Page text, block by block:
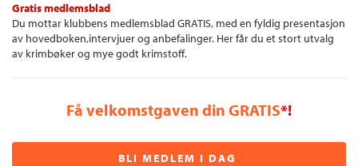
Gratis medlemsblad
Du mottar klubbens medlemsblad GRATIS, med en fyldig presentasjon
av hovedboken,intervjuer og anbefalinger. Her får du et stort utvalg
av krimbøker og mye godt krimstoff.
Få velkomstgaven din GRATIS*!
BLI MEDLEM I DAG